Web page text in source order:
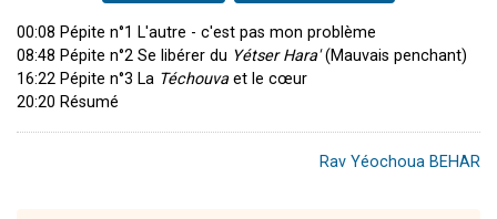
00:08 Pépite n°1 L'autre - c'est pas mon problème
08:48 Pépite n°2 Se libérer du Yétser Hara'(Mauvais penchant)
16:22 Pépite n°3 La Téchouvaet le cœur
20:20 Résumé
Rav Yéochoua BEHAR